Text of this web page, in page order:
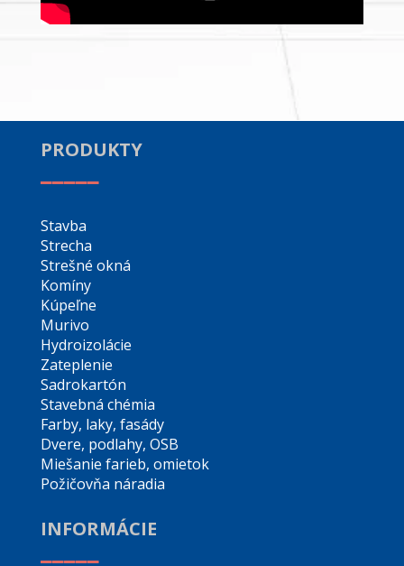
PRODUKTY
Stavba
Strecha
Strešné okná
Komíny
Kúpeľne
Murivo
Hydroizolácie
Zateplenie
Sadrokartón
Stavebná chémia
Farby, laky, fasády
Dvere, podlahy, OSB
Miešanie farieb, omietok
Požičovňa náradia
INFORMÁCIE